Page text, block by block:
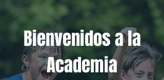
Bienvenidos a la
Academia